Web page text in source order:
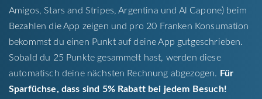
Amigos, Stars and Stripes, Argentina und Al Capone) beim
Bezahlen die App zeigen und pro 20 Franken Konsumation
bekommst du einen Punkt auf deine App gutgeschrieben.
Sobald du 25 Punkte gesammelt hast, werden diese
automatisch deine nächsten Rechnung abgezogen. Für
Sparfüchse, dass sind 5% Rabatt bei jedem Besuch!